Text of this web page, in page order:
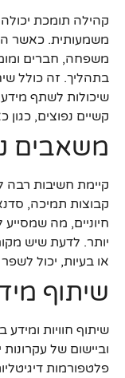
קהילה תומכת
משמעותית. כאשר
משפחה, חברים
בתהליך. זה כולל
שיכולות לשתף
קשיים נפוצים, כגון
משאבים
קיימת חשיבות רבה
קבוצות תמיכה,
חיוניים, מה
יותר. לדעת שיש
או בעיות, יכול
שיתוף
שיתוף חוויות
וביישום של
פלטפורמות